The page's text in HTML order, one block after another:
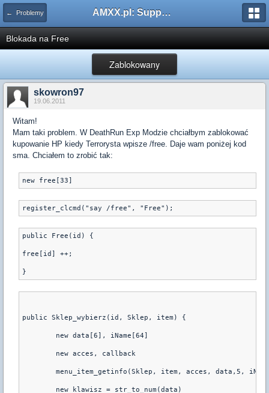
← Problemy AMXX.pl: Support AMX Mod X i SourceMod
Blokada na Free
Zablokowany
skowron97
19.06.2011
Witam!
Mam taki problem. W DeathRun Exp Modzie chciałbym zablokować
kupowanie HP kiedy Terrorysta wpisze /free. Daje wam poniżej kod
sma. Chciałem to zrobić tak:
public Free(id) {
free[id] ++;
public Sklep_wybierz(id, Sklep, item) {
	new data[6], iName[64]
	new acces, callback
menu_item_getinfo(Sklep, item, acces, data,5,
	new klawisz = str_to_num(data)